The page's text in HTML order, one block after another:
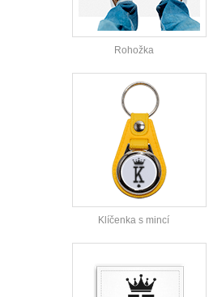
Rohožka
Klíčenka s mincí